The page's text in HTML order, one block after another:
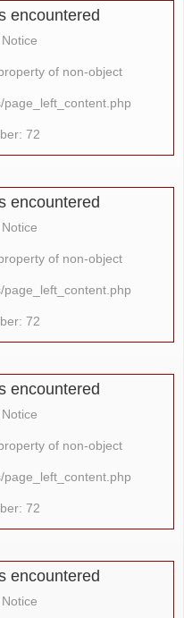
encountered
of non-object
72
encountered
of non-object
72
encountered
of non-object
72
encountered